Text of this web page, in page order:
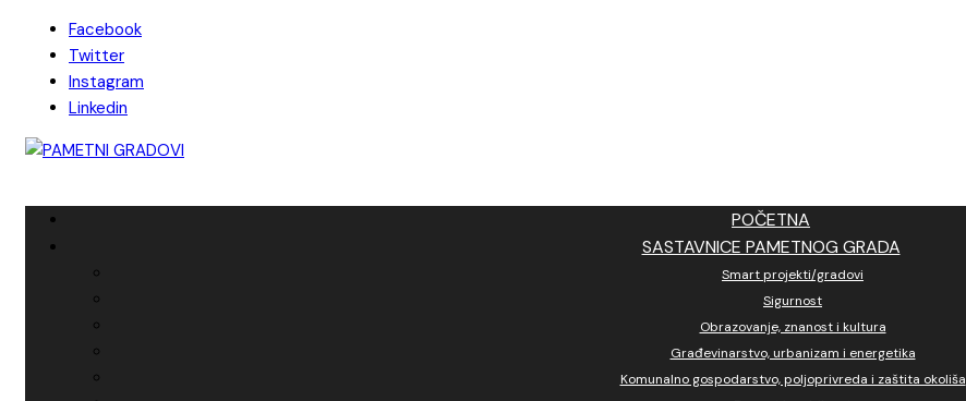
content
Facebook
Twitter
Instagram
Linkedin
POČETNA
SASTAVNICE PAMETNOG GRADA
Smart projekti/gradovi
Sigurnost
Obrazovanje, znanost i kultura
Građevinarstvo, urbanizam i energetika
Komunalno gospodarstvo, poljoprivreda i zaštita okoliša